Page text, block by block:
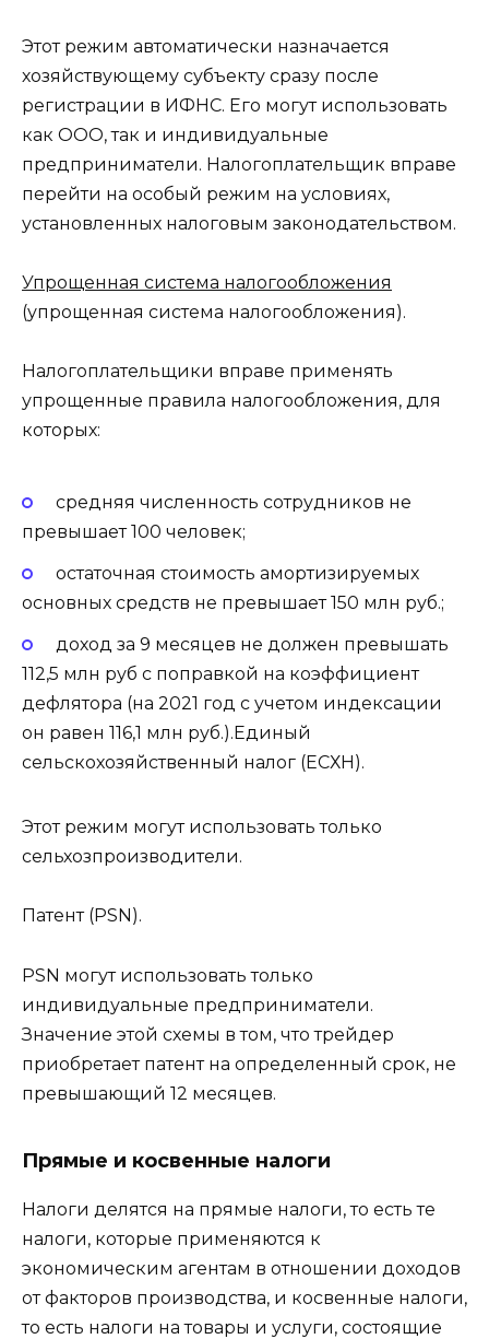
Этот режим автоматически назначается
хозяйствующему субъекту сразу после
регистрации в ИФНС. Его могут использовать
как ООО, так и индивидуальные
предприниматели. Налогоплательщик вправе
перейти на особый режим на условиях,
установленных налоговым законодательством.
Упрощенная система налогообложения
(упрощенная система налогообложения).
Налогоплательщики вправе применять
упрощенные правила налогообложения, для
которых:
средняя численность сотрудников не
превышает 100 человек;
остаточная стоимость амортизируемых
основных средств не превышает 150 млн руб.;
доход за 9 месяцев не должен превышать
112,5 млн руб с поправкой на коэффициент
дефлятора (на 2021 год с учетом индексации
он равен 116,1 млн руб.).Единый
сельскохозяйственный налог (ЕСХН).
Этот режим могут использовать только
сельхозпроизводители.
Патент (PSN).
PSN могут использовать только
индивидуальные предприниматели.
Значение этой схемы в том, что трейдер
приобретает патент на определенный срок, не
превышающий 12 месяцев.
Прямые и косвенные налоги
Налоги делятся на прямые налоги, то есть те
налоги, которые применяются к
экономическим агентам в отношении доходов
от факторов производства, и косвенные налоги,
то есть налоги на товары и услуги, состоящие